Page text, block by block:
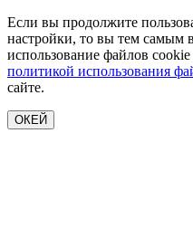
Если вы продолжите
настройки, то вы тем самым
использование файлов
политикой использования
сайте.
ОКЕЙ